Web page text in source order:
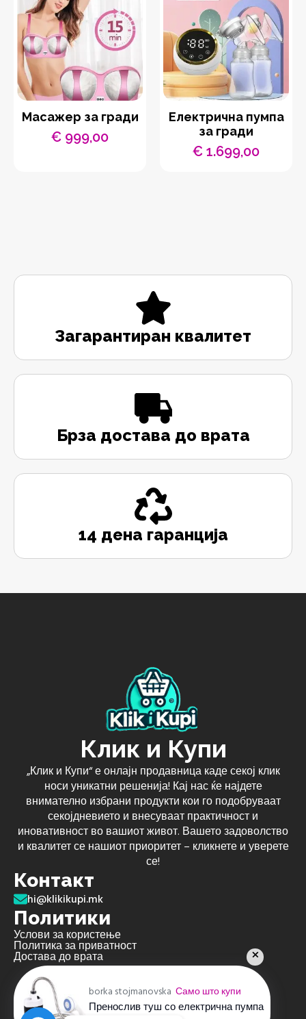
Масажер за гради
€ 999,00
Електрична пумпа
за гради
€ 1.699,00
Загарантиран квалитет
Брза достава до врата
14 дена гаранција
Клик и Купи
„Клик и Купи“ е онлајн продавница каде секој клик
носи уникатни решенија! Кај нас ќе најдете
внимателно избрани продукти кои го подобруваат
секојдневието и внесуваат практичност и
иновативност во вашиот живот. Вашето задоволство
и квалитет се нашиот приоритет – кликнете и уверете
се!
Контакт
hi@klikikupi.mk
Политики
Услови за користење
Политика за приватност
Достава до врата
borka stojmanovska Само што купи
Пренослив туш со електрична пумпа